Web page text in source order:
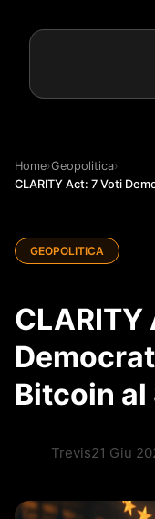
Home›Geopolitica›
CLARITY Act: 7 Voti
GEOPOLITICA
CLARITY
Bitcoin al
Trevis21 Giu